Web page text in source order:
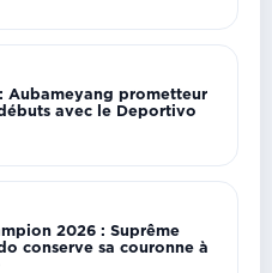
Aubameyang prometteur
avec le Deportivo
2026 : Suprême
conserve sa couronne à